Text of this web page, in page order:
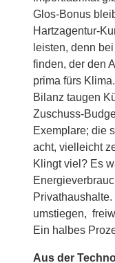
Glos-Bonus
Hartzagentur-
leisten, denn
finden, der den
prima fürs
Bilanz taugen
Zuschuss-
Exemplare; die
acht, vielleicht
Klingt viel? Es
umstiegen,
Ein halbes
Aus der